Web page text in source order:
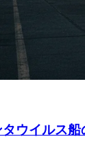
ウイルス